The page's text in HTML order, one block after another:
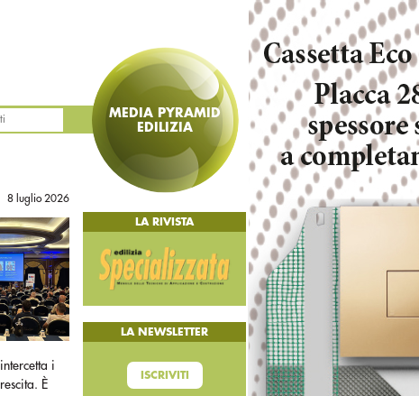
MEDIA PYRAMID
EDILIZIA
8 luglio 2026
i
È
LA RIVISTA
LA NEWSLETTER
ISCRIVITI